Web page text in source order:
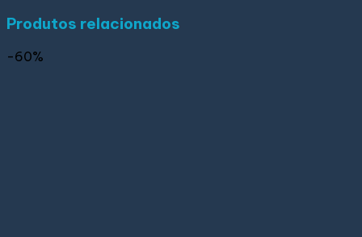
Produtos relacionados
-60%